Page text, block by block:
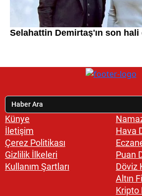
Künye
İletişim
Çerez Politikası
Gizlilik İlkeleri
Kullanım Şartları
Hava
Puan
Döviz
Altın
Kripto